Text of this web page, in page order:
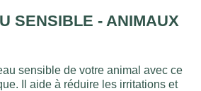
SENSIBLE - ANIMAUX
sensible de votre animal avec ce
Il aide à réduire les irritations et